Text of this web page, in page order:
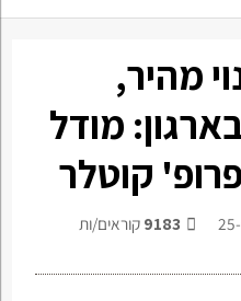
מהיר,
מודל
9183 קוראים/ות